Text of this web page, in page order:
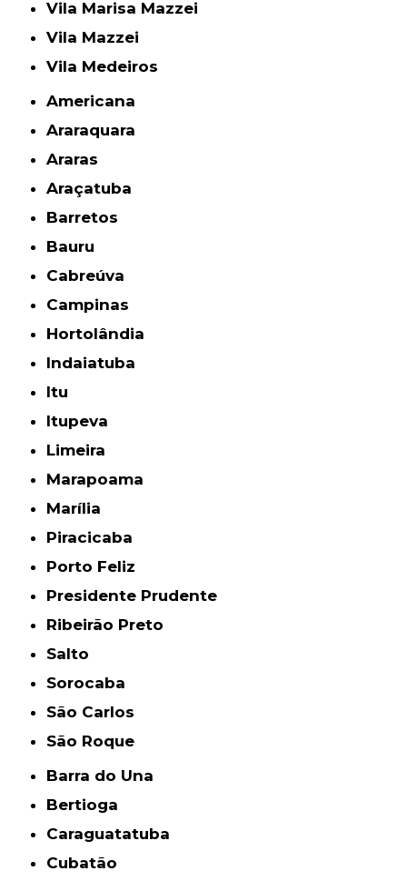
Vila Marisa Mazzei
Vila Mazzei
Vila Medeiros
Americana
Araraquara
Araras
Araçatuba
Barretos
Bauru
Cabreúva
Campinas
Hortolândia
Indaiatuba
Itu
Itupeva
Limeira
Marapoama
Marília
Piracicaba
Porto Feliz
Presidente Prudente
Ribeirão Preto
Salto
Sorocaba
São Carlos
São Roque
Barra do Una
Bertioga
Caraguatatuba
Cubatão